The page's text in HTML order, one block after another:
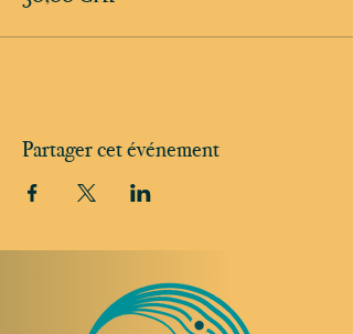
Partager cet événement